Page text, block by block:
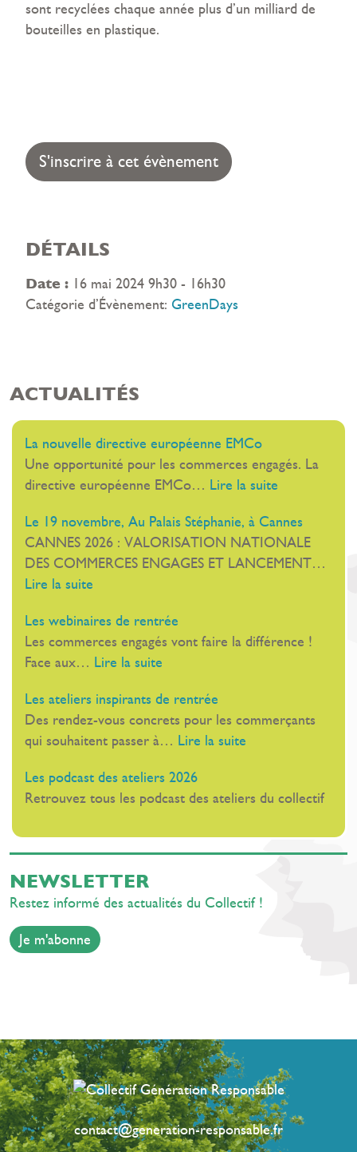
sont recyclées chaque année plus d’un milliard de
bouteilles en plastique.
S'inscrire à cet évènement
DÉTAILS
Date : 16 mai 2024 9h30 - 16h30
Catégorie d’Évènement: GreenDays
ACTUALITÉS
La nouvelle directive européenne EMCo
Une opportunité pour les commerces engagés. La
directive européenne EMCo… Lire la suite
nouvelle
directive
européenne
Le 19 novembre, Au Palais Stéphanie, à Cannes
CANNES 2026 : VALORISATION NATIONALE
DES COMMERCES ENGAGES ET LANCEMENT…
Lire la suite
19
novembre,
Au
Stéphanie,
à
Cannes
Les webinaires de rentrée
Les commerces engagés vont faire la différence !
Face aux… Lire la suite
webinaires
de
rentrée
Les ateliers inspirants de rentrée
Des rendez-vous concrets pour les commerçants
qui souhaitent passer à… Lire la suite
inspirants
Les podcast des ateliers 2026
Retrouvez tous les podcast des ateliers du collectif
NEWSLETTER
Restez informé des actualités du Collectif !
Je m'abonne
contact@generation-responsable.fr